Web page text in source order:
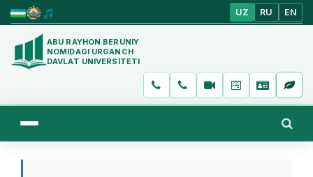
UZ RU EN
ABU RAYHON BERUNIY
NOMIDAGI URGANCH
DAVLAT UNIVERSITETI